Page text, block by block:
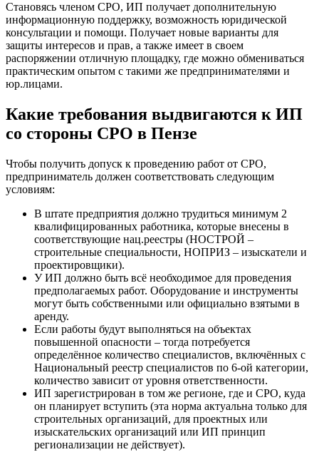
Становясь членом СРО, ИП получает дополнительную
информационную поддержку, возможность юридической
консультации и помощи. Получает новые варианты для
защиты интересов и прав, а также имеет в своем
распоряжении отличную площадку, где можно обмениваться
практическим опытом с такими же предпринимателями и
юр.лицами.
Какие требования выдвигаются к ИП
со стороны СРО в Пензе
Чтобы получить допуск к проведению работ от СРО,
предприниматель должен соответствовать следующим
условиям:
В штате предприятия должно трудиться минимум 2
квалифицированных работника, которые внесены в
соответствующие нац.реестры (НОСТРОЙ –
строительные специальности, НОПРИЗ – изыскатели и
проектировщики).
У ИП должно быть всё необходимое для проведения
предполагаемых работ. Оборудование и инструменты
могут быть собственными или официально взятыми в
аренду.
Если работы будут выполняться на объектах
повышенной опасности – тогда потребуется
определённое количество специалистов, включённых с
Национальный реестр специалистов по 6-ой категории,
количество зависит от уровня ответственности.
ИП зарегистрирован в том же регионе, где и СРО, куда
он планирует вступить (эта норма актуальна только для
строительных организаций, для проектных или
изыскательских организаций или ИП принцип
регионализации не действует).